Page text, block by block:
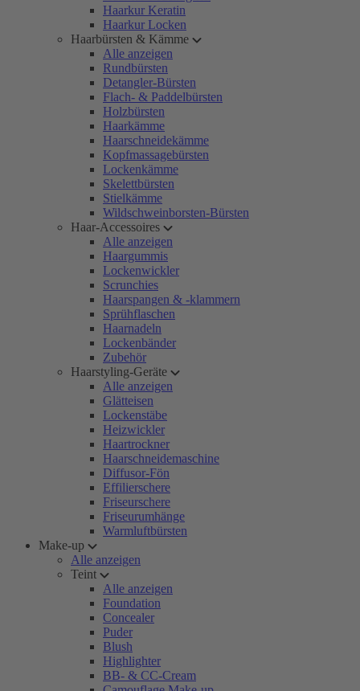
Haarkur Keratin
Haarkur Locken
Haarbürsten & Kämme
Alle anzeigen
Rundbürsten
Detangler-Bürsten
Flach- & Paddelbürsten
Holzbürsten
Haarkämme
Haarschneidekämme
Kopfmassagebürsten
Lockenkämme
Skelettbürsten
Stielkämme
Wildschweinborsten-Bürsten
Haar-Accessoires
Alle anzeigen
Haargummis
Lockenwickler
Scrunchies
Haarspangen & -klammern
Sprühflaschen
Haarnadeln
Lockenbänder
Zubehör
Haarstyling-Geräte
Alle anzeigen
Glätteisen
Lockenstäbe
Heizwickler
Haartrockner
Haarschneidemaschine
Diffusor-Fön
Effilierschere
Friseurschere
Friseurumhänge
Warmluftbürsten
Make-up
Alle anzeigen
Teint
Alle anzeigen
Foundation
Concealer
Puder
Blush
Highlighter
BB- & CC-Cream